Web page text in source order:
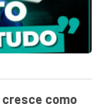
cresce como